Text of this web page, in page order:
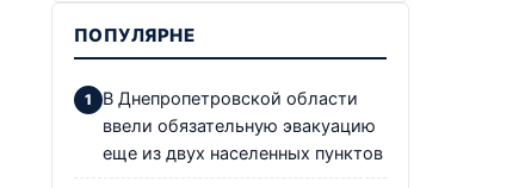
ПОПУЛЯРНЕ
В Днепропетровской области
ввели обязательную эвакуацию
еще из двух населенных пунктов